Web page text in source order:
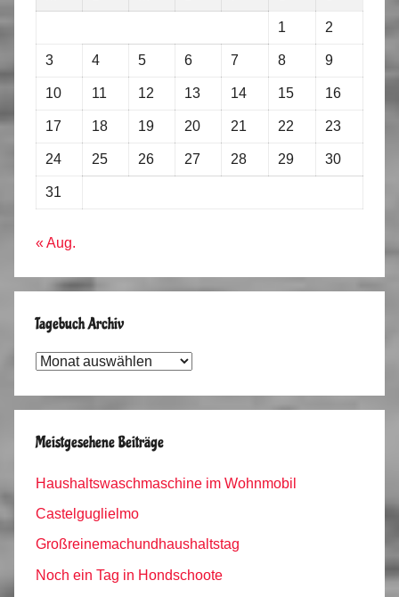
1 2
3 4 5 6 7 8 9
10 11 12 13 14 15 16
17 18 19 20 21 22 23
24 25 26 27 28 29 30
31
« Aug.
Tagebuch Archiv
Tagebuch
Meistgesehene Beiträge
Haushaltswaschmaschine im Wohnmobil
Castelguglielmo
Großreinemachundhaushaltstag
Noch ein Tag in Hondschoote